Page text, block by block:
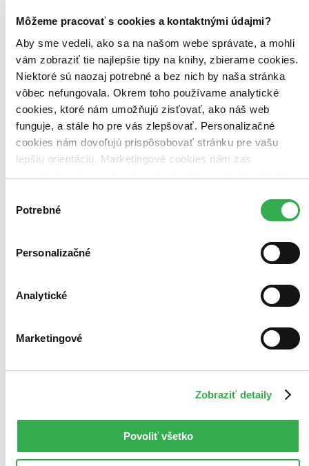
Môžeme pracovať s cookies a kontaktnými údajmi?
Aby sme vedeli, ako sa na našom webe správate, a mohli
vám zobraziť tie najlepšie tipy na knihy, zbierame cookies.
Niektoré sú naozaj potrebné a bez nich by naša stránka
vôbec nefungovala. Okrem toho používame analytické
cookies, ktoré nám umožňujú zisťovať, ako náš web
funguje, a stále ho pre vás zlepšovať. Personalizačné
cookies nám dovoľujú prispôsobovať stránku pre vašu
lepšiu orientáciu. Marketingové cookies nám zas
umožňujú zobrazenie relevantnej reklamy. Niektoré údaje
keby sme mohli používať všetky tieto cookies. Ďakujeme!
súhlasu
Potrebné
Personalizačné
Analytické
Marketingové
Zobraziť detaily
Povoliť všetko
Moje aktivity
Jana Mifsud Novomeskanapísala recenziu
29.06.2020 10:53
Tri príbehy, tri ženy, tri osudy. A spojenie týchto troch príbehov sú
siete. Siete, v ktorých sú tieto ženy pevne zamotané. Dokážu sa
dostať von?
Ďalšia fantastická kniha od Petry Dvořákovej. Táto autorka je
uveriteľný, tak strašne reálny. Najviac ma "dostala" druhá poviedka,
pretože podobnú situáciu mám v relatívne blízkej rodine. Bravo,
Čítať viac
4,7